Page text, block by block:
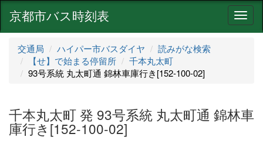
ナ
ビ
京都市バス時刻表
交通局 ハイパー市バスダイヤ
読みがな検索
【せ】で始まる停留所
千本丸太町
93号系統 丸太町通 錦林車庫行き[152-100-02]
千本丸太町 発 93号系統 丸太町通 錦林車
庫行き[152-100-02]